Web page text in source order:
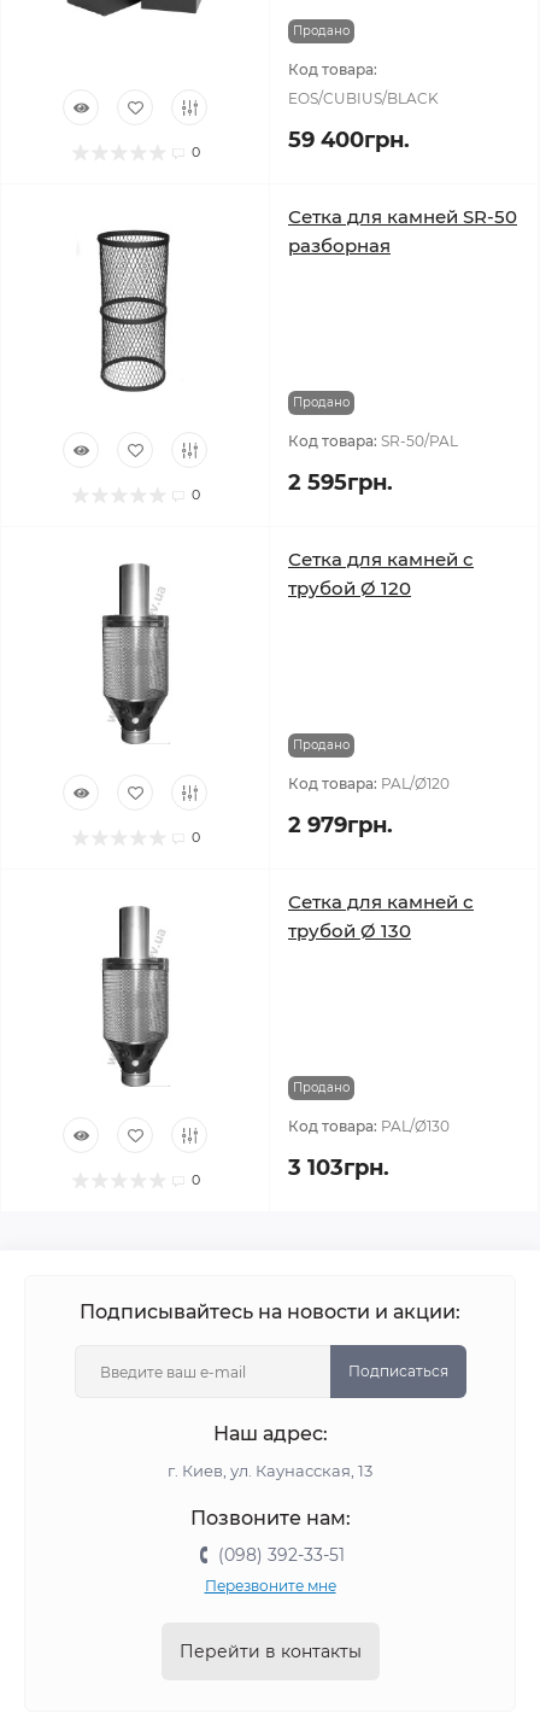
0
Продано
Код товара:
EOS/CUBIUS/BLACK
59 400грн.
0
Сетка для камней SR-50
разборная
Продано
Код товара: SR-50/PAL
2 595грн.
0
Сетка для камней с
трубой Ø 120
Продано
Код товара: PAL/Ø120
2 979грн.
0
Сетка для камней с
трубой Ø 130
Продано
Код товара: PAL/Ø130
3 103грн.
Подписывайтесь на новости и акции:
Подписаться
Наш адрес:
г. Киев, ул. Каунасская, 13
Позвоните нам:
(098) 392-33-51
Перезвоните мне
Перейти в контакты